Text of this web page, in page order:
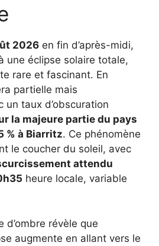
2026 en fin d’après-midi,
une éclipse solaire totale,
rare et fascinant. En
partielle mais
un taux d’obscuration
la majeure partie du pays
% à Biarritz. Ce phénomène
le coucher du soleil, avec
attendu
heure locale, variable
d’ombre révèle que
augmente en allant vers le